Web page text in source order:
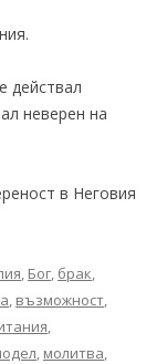
действал
неверен на
в Неговия
, Бог, брак,
, възможност,
,
, молитва,